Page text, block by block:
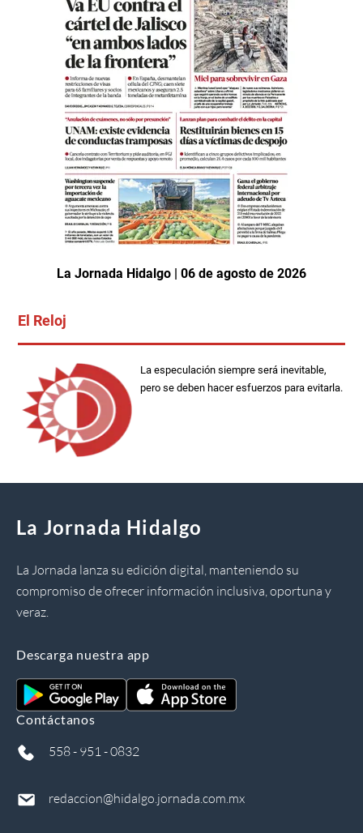
La Jornada Hidalgo | 06 de agosto de 2026
El Reloj
La especulación siempre será inevitable,
pero se deben hacer esfuerzos para evitarla.
La Jornada Hidalgo
La Jornada lanza su edición digital, manteniendo su
compromiso de ofrecer información inclusiva, oportuna y
veraz.
Descarga nuestra app
Contáctanos
558 - 951 - 0832
redaccion@hidalgo.jornada.com.mx